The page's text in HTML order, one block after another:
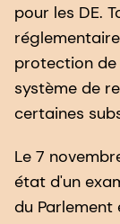
pour les DE.
protection de
système de
certaines
Le 7
état d'un
du Parlement